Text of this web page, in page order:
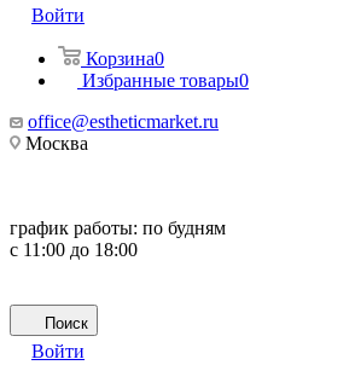
Войти
Корзина0
Избранные товары0
office@estheticmarket.ru
Москва
график работы: по будням
с 11:00 до 18:00
Поиск
Войти